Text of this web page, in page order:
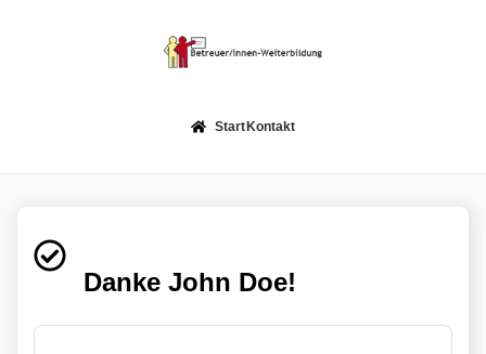
StartKontakt
Danke John Doe!